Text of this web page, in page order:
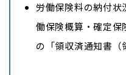
労働保険料の納付
働保険概算・確定保
の「領収済通知書（